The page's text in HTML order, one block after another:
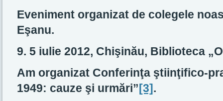
Eveniment organizat de colegele
Eşanu.
9. 5 iulie 2012, Chişinău, Biblioteca
Am organizat Conferinţa ştiinţifico-
1949: cauze şi urmări”[3].